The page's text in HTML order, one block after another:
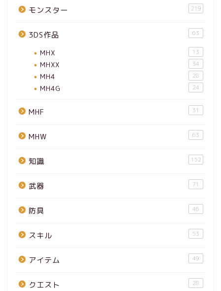
モンスター 219
3DS作品 63
MHX 13
MHXX 34
MH4 28
MH4G 24
MHF 31
MHW 63
知識 152
武器 71
防具 46
スキル 53
アイテム 49
クエスト 28